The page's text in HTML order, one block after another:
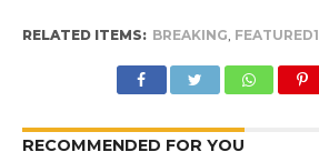
RELATED ITEMS: BREAKING, FEATURED1
RECOMMENDED FOR YOU